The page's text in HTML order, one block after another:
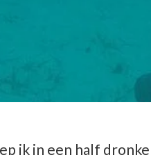
ik in een half